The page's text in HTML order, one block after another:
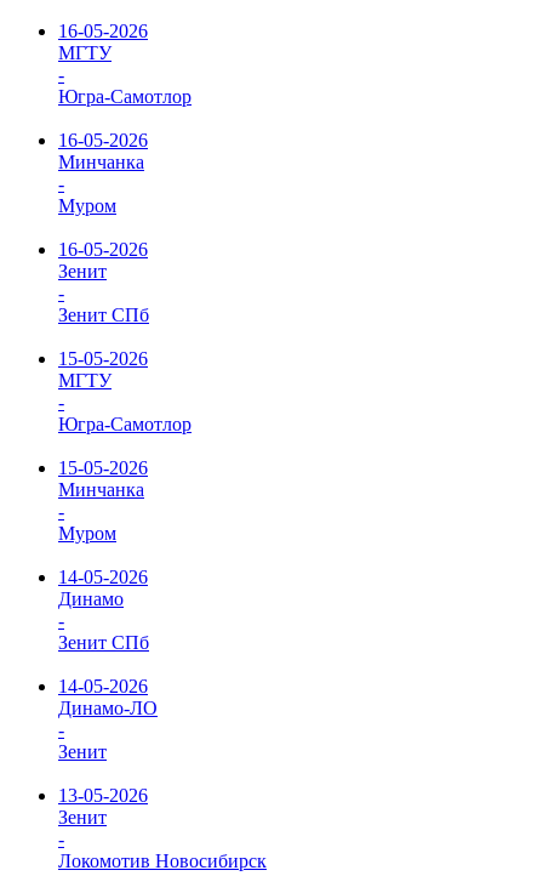
16-05-2026
МГТУ
-
Югра-Самотлор
16-05-2026
Минчанка
-
Муром
16-05-2026
Зенит
-
Зенит СПб
15-05-2026
МГТУ
-
Югра-Самотлор
15-05-2026
Минчанка
-
Муром
14-05-2026
Динамо
-
Зенит СПб
14-05-2026
Динамо-ЛО
-
Зенит
13-05-2026
Зенит
-
Локомотив Новосибирск